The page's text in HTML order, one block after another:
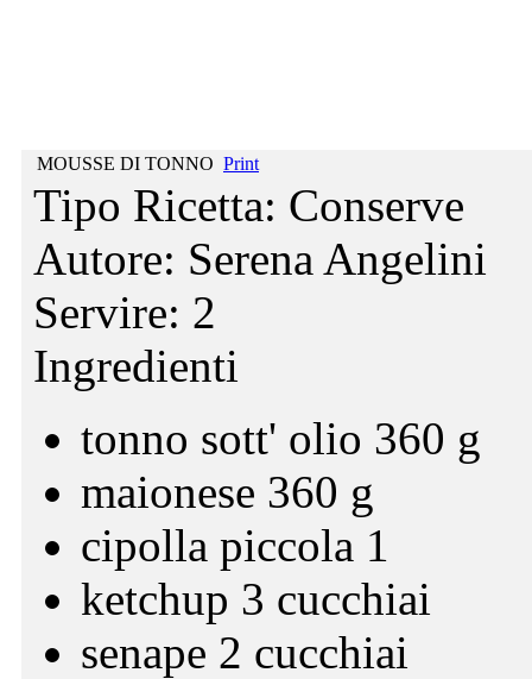
MOUSSE DI TONNO Print
Tipo Ricetta: Conserve
Autore: Serena Angelini
Servire: 2
Ingredienti
tonno sott' olio 360 g
maionese 360 g
cipolla piccola 1
ketchup 3 cucchiai
senape 2 cucchiai